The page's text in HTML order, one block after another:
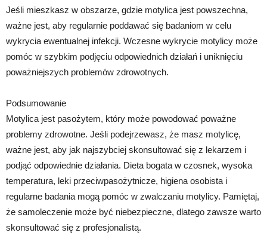
Jeśli mieszkasz w obszarze, gdzie motylica jest powszechna,
ważne jest, aby regularnie poddawać się badaniom w celu
wykrycia ewentualnej infekcji. Wczesne wykrycie motylicy może
pomóc w szybkim podjęciu odpowiednich działań i uniknięciu
poważniejszych problemów zdrowotnych.
Podsumowanie
Motylica jest pasożytem, który może powodować poważne
problemy zdrowotne. Jeśli podejrzewasz, że masz motylicę,
ważne jest, aby jak najszybciej skonsultować się z lekarzem i
podjąć odpowiednie działania. Dieta bogata w czosnek, wysoka
temperatura, leki przeciwpasożytnicze, higiena osobista i
regularne badania mogą pomóc w zwalczaniu motylicy. Pamiętaj,
że samoleczenie może być niebezpieczne, dlatego zawsze warto
skonsultować się z profesjonalistą.